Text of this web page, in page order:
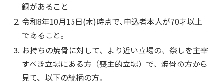
録があること
令和8年10月15日(木)時点で､申込者本人が70才以上
であること｡
お持ちの焼骨に対して、より近い立場の、祭しを主宰
すべき立場にある方（喪主的立場）で、焼骨の方から
見て、以下の続柄の方。